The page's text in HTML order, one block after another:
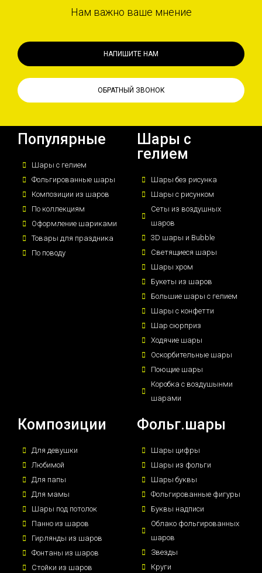
Нам важно ваше мнение
НАПИШИТЕ НАМ
ОБРАТНЫЙ ЗВОНОК
Популярные
Шары с гелием
Фольгированные шары
Композиции из шаров
По коллекциям
Оформление шариками
Товары для праздника
По поводу
Шары с
гелием
Шары без рисунка
Шары с рисунком
Сеты из воздушных
шаров
3D шары и Bubble
Светящиеся шары
Шары хром
Букеты из шаров
Большие шары с гелием
Шары с конфетти
Шар сюрприз
Ходячие шары
Оскорбительные шары
Поющие шары
Коробка с воздушынми
шарами
Композиции
Для девушки
Любимой
Для папы
Для мамы
Шары под потолок
Панно из шаров
Гирлянды из шаров
Фонтаны из шаров
Стойки из шаров
Фольг.шары
Шары цифры
Шары из фольги
Шары буквы
Фольгированные фигуры
Буквы надписи
Облако фольгированных
шаров
Звезды
Круги